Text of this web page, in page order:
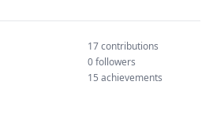
17 contributions
0 followers
15 achievements